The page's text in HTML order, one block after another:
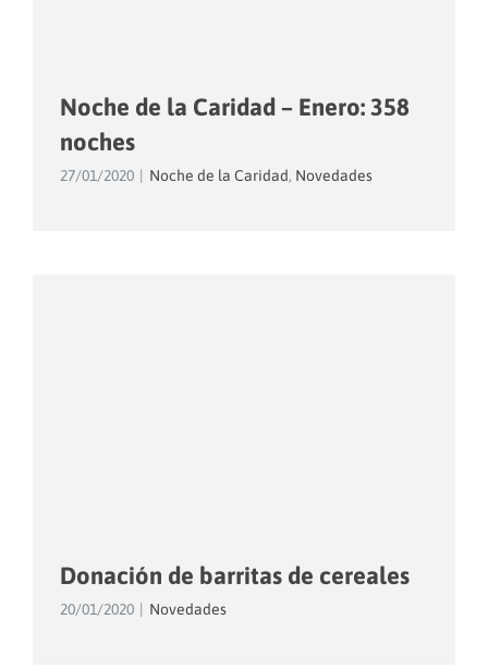
Noche de la Caridad – Enero: 358
noches
27/01/2020 Noche de la Caridad, Novedades
Donación de barritas de cereales
20/01/2020 Novedades